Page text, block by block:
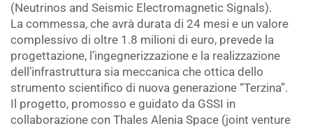
(Neutrinos and Seismic Electromagnetic Signals).
La commessa, che avrà durata di 24 mesi e un valore
complessivo di oltre 1.8 milioni di euro, prevede la
progettazione, l’ingegnerizzazione e la realizzazione
dell’infrastruttura sia meccanica che ottica dello
strumento scientifico di nuova generazione “Terzina”.
Il progetto, promosso e guidato da GSSI in
collaborazione con Thales Alenia Space (joint venture